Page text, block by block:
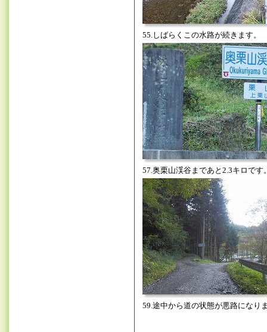
55.しばらくこの水路が続きます。
57.奥栗山渓谷まであと2.3キロです
59.途中から道の状態が悪路になり